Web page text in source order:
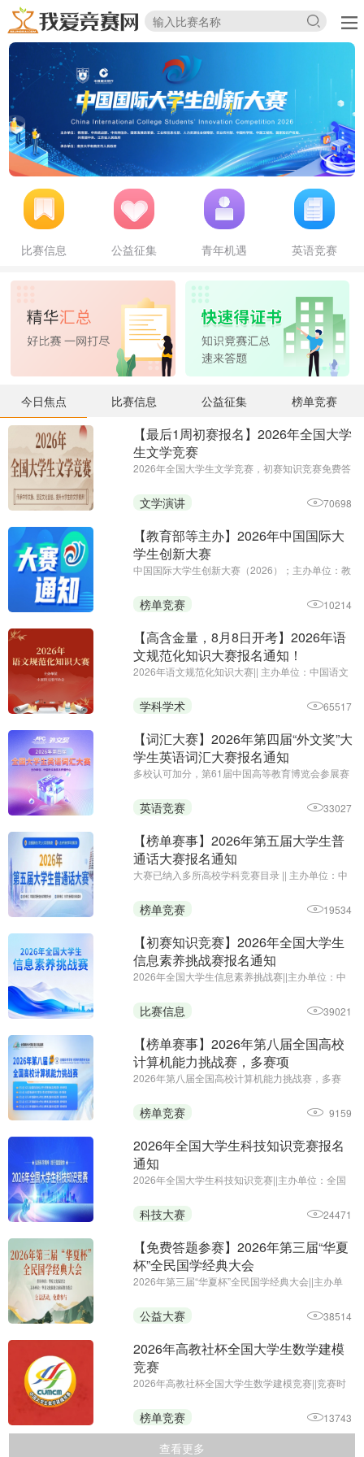
比赛信息 公益征集 青年机遇 英语竞赛
今日焦点 比赛信息 公益征集 榜单竞赛
【最后1周初赛报名】2026年全国大学
生文学竞赛
2026年全国大学生文学竞赛，初赛知识竞赛免费答
组委会、北京中华文化发展协会、黑龙江省创新教
育研究院
文学演讲 70698
【教育部等主办】2026年中国国际大
学生创新大赛
中国国际大学生创新大赛（2026）；主办单位：教
委、工业和信息化部、人力资源社会保障部、农业
农村部、中国科学院、中国工程院、国家知识产权
榜单竞赛 10214
【高含金量，8月8日开考】2026年语
文规范化知识大赛报名通知！
2026年语文规范化知识大赛|| 主办单位：中国语文
学科学术 65517
【词汇大赛】2026年第四届“外文奖”大
学生英语词汇大赛报名通知
多校认可加分，第61届中国高等教育博览会参展赛
英语竞赛 33027
【榜单赛事】2026年第五届大学生普
通话大赛报名通知
大赛已纳入多所高校学科竞赛目录 || 主办单位：中
http://pth.52jingsai.com/
榜单竞赛 19534
【初赛知识竞赛】2026年全国大学生
信息素养挑战赛报名通知
2026年全国大学生信息素养挑战赛||主办单位：中
免费报名参赛
比赛信息 39021
【榜单赛事】2026年第八届全国高校
计算机能力挑战赛，多赛项
2026年第八届全国高校计算机能力挑战赛，多赛
位：全国高等学校计算机教育研究会
榜单竞赛 9159
2026年全国大学生科技知识竞赛报名
通知
2026年全国大学生科技知识竞赛||主办单位：全国
2026年10月22日
科技大赛 24471
【免费答题参赛】2026年第三届“华夏
杯”全民国学经典大会
2026年第三届“华夏杯”全民国学经典大会||主办单
2026年4月2日至12月31日 || 为进一步推进学习贯
彻习近平新时代中国特色社会主义思想主题教育走
公益大赛 38514
2026年高教社杯全国大学生数学建模
竞赛
2026年高教社杯全国大学生数学建模竞赛||竞赛时
榜单竞赛 13743
查看更多